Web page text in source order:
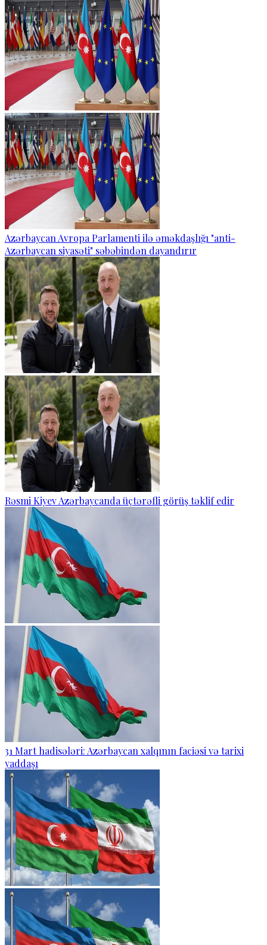
Azərbaycan Avropa Parlamenti ilə əməkdaşlığı "anti-
Azərbaycan siyasəti" səbəbindən dayandırır
Rəsmi Kiyev Azərbaycanda üçtərəfli görüş təklif edir
31 Mart hadisələri: Azərbaycan xalqının faciəsi və tarixi
yaddaşı